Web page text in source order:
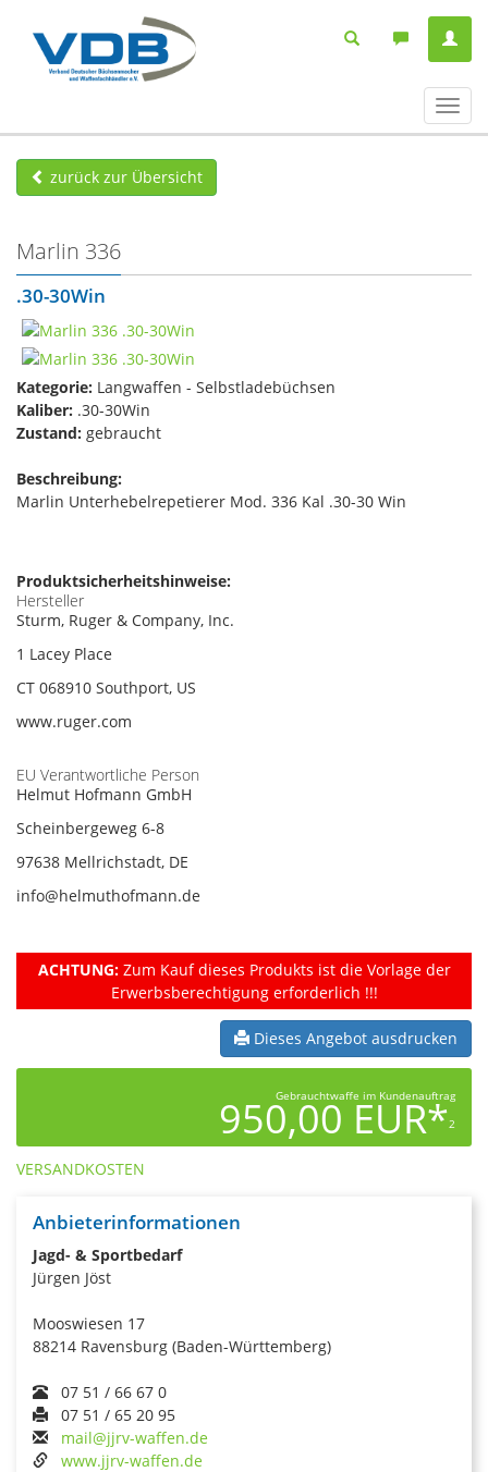
ein-/
zurück zur Übersicht
Marlin 336
.30-30Win
Kategorie: Langwaffen - Selbstladebüchsen
Kaliber: .30-30Win
Zustand: gebraucht
Beschreibung:
Marlin Unterhebelrepetierer Mod. 336 Kal .30-30 Win
Produktsicherheitshinweise:
Hersteller
Sturm, Ruger & Company, Inc.
1 Lacey Place
CT 068910 Southport, US
www.ruger.com
EU Verantwortliche Person
Helmut Hofmann GmbH
Scheinbergeweg 6-8
97638 Mellrichstadt, DE
info@helmuthofmann.de
ACHTUNG:Zum Kauf dieses Produkts ist die Vorlage der
Erwerbsberechtigung erforderlich !!!
Dieses Angebot ausdrucken
Gebrauchtwaffe im Kundenauftrag
950,00 EUR*2
VERSANDKOSTEN
Anbieterinformationen
Jagd- & Sportbedarf
Jürgen Jöst
Mooswiesen 17
88214 Ravensburg (Baden-Württemberg)
07 51 / 66 67 0
07 51 / 65 20 95
mail@jjrv-waffen.de
www.jjrv-waffen.de